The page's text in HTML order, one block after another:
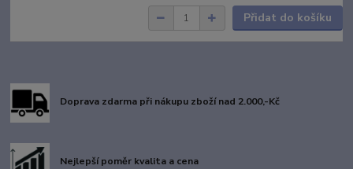
Přidat do košíku
Doprava zdarma při nákupu zboží nad 2.000,-Kč
Nejlepší poměr kvalita a cena